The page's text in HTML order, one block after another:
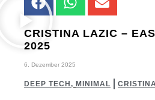
CRISTINA LAZIC –
2025
6. Dezember 2025
DEEP TECH , MINIMAL